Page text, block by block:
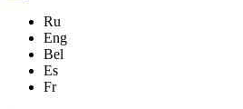
Ru
Eng
Bel
Es
Fr